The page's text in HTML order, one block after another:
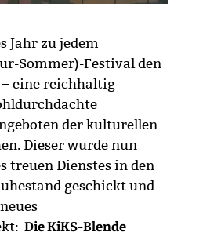
Jahr zu jedem
Sommer)-Festival den
eine reichhaltig
der kulturellen
Dieser wurde nun
treuen Dienstes in den
geschickt und
Die KiKS-Blende